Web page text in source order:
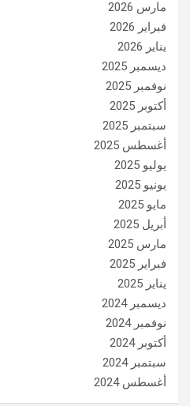
مارس 2026
فبراير 2026
يناير 2026
ديسمبر 2025
نوفمبر 2025
أكتوبر 2025
سبتمبر 2025
أغسطس 2025
يوليو 2025
يونيو 2025
مايو 2025
أبريل 2025
مارس 2025
فبراير 2025
يناير 2025
ديسمبر 2024
نوفمبر 2024
أكتوبر 2024
سبتمبر 2024
أغسطس 2024